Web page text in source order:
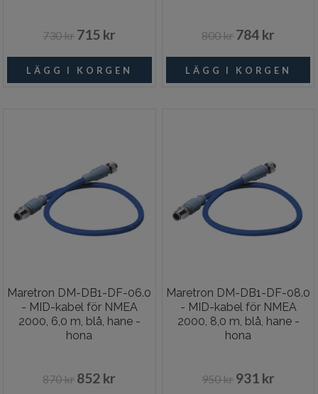
730 kr 715 kr 800 kr 784 kr
Maretron DM-DB1-DF-06.0
- MID-kabel för NMEA
2000, 6,0 m, blå, hane -
hona
870 kr 852 kr
Maretron DM-DB1-DF-08.0
- MID-kabel för NMEA
2000, 8,0 m, blå, hane -
hona
950 kr 931 kr